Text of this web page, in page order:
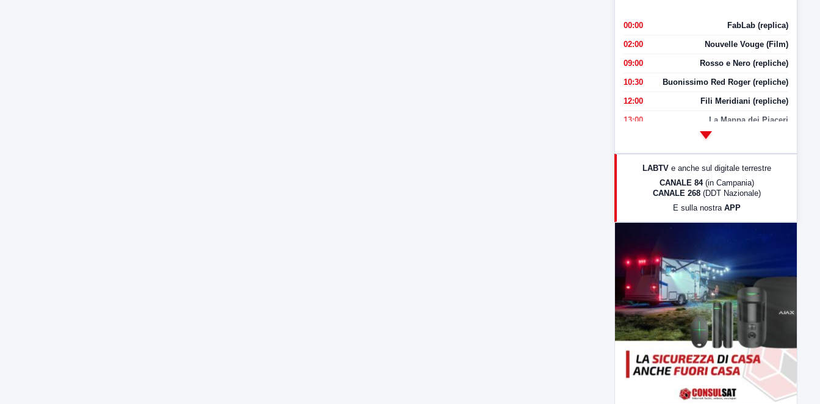
00:00 FabLab (replica)
02:00 Nouvelle Vouge (Film)
09:00 Rosso e Nero (repliche)
10:30 Buonissimo Red Roger (repliche)
12:00 Fili Meridiani (repliche)
13:00 La Mappa dei Piaceri
LabNews (Diretta)
LABTV e anche sul digitale terrestre
CANALE 84 (in Campania)
CANALE 268 (DDT Nazionale)
E sulla nostra APP